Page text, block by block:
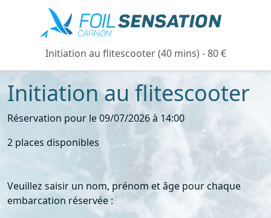
Initiation au flitescooter (40 mins) - 80 €
Initiation au flitescooter
Réservation pour le 09/07/2026 à 14:00
2 places disponibles
Veuillez saisir un nom, prénom et âge pour chaque
embarcation réservée :